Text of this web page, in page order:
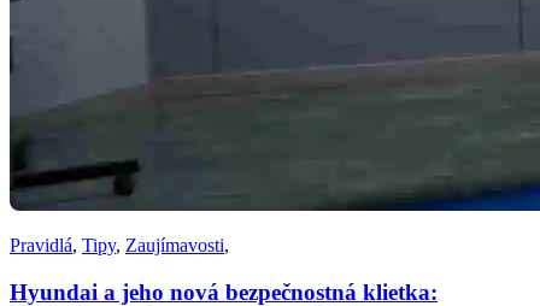
Pravidlá, Tipy, Zaujímavosti,
Hyundai a jeho nová bezpečnostná klietka: